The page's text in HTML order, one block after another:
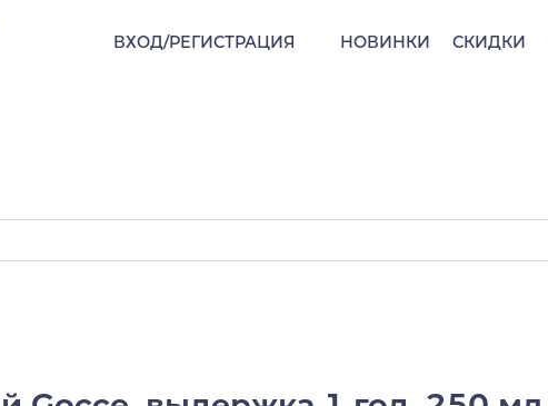
НОВИНКИ СКИДКИ
ВХОД/РЕГИСТРАЦИЯ